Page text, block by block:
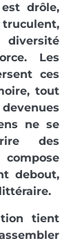
drôle,
Les
ces
tout
ne se
des
compose
debout,
tient